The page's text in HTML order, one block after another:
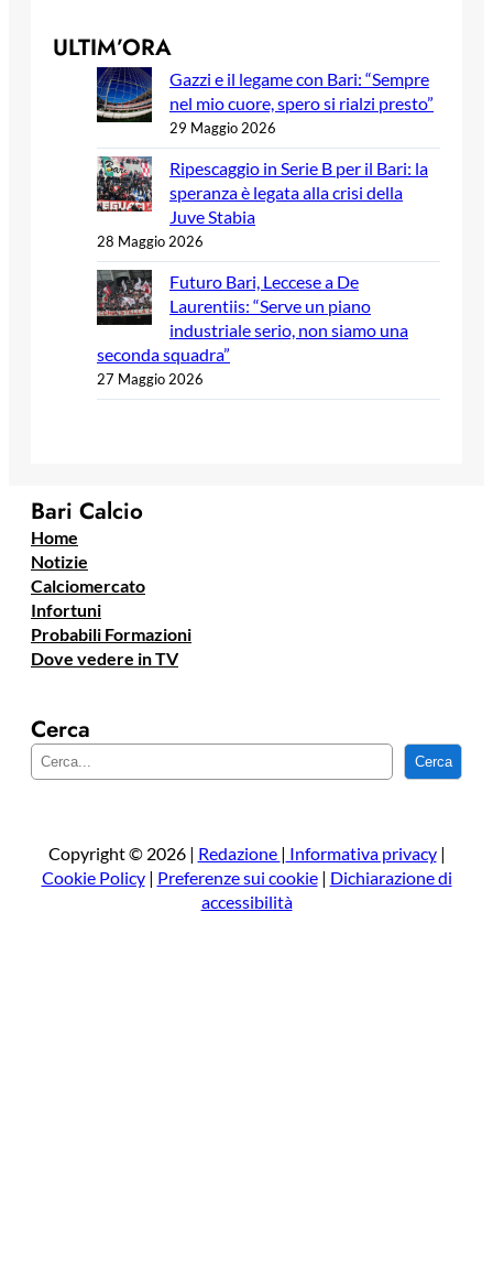
ULTIM’ORA
Gazzi e il legame con Bari: “Sempre
nel mio cuore, spero si rialzi presto”
29 Maggio 2026
Ripescaggio in Serie B per il Bari: la
speranza è legata alla crisi della
Juve Stabia
28 Maggio 2026
Futuro Bari, Leccese a De
Laurentiis: “Serve un piano
industriale serio, non siamo una
seconda squadra”
27 Maggio 2026
Bari Calcio
Home
Notizie
Calciomercato
Infortuni
Probabili Formazioni
Dove vedere in TV
Cerca
e
a
Cerca
Copyright © 2026 | Redazione | Informativa privacy|
Cookie Policy| Preferenze sui cookie| Dichiarazione di
accessibilità